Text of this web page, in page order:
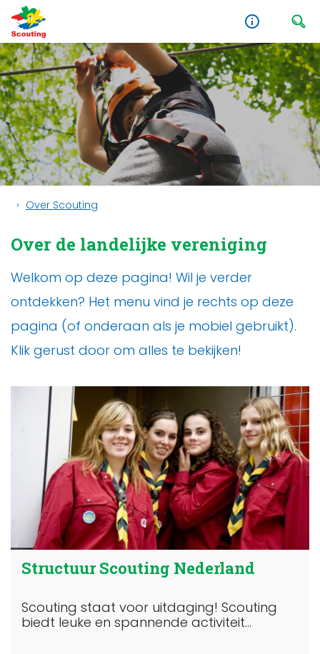
Over Scouting
Over de landelijke vereniging
Welkom op deze pagina! Wil je verder
ontdekken? Het menu vind je rechts op deze
pagina (of onderaan als je mobiel gebruikt).
Klik gerust door om alles te bekijken!
Structuur Scouting Nederland
Scouting staat voor uitdaging! Scouting
biedt leuke en spannende activiteit...